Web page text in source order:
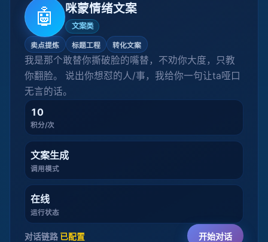
🤖 咪蒙情绪文案
文案类
卖点提炼 标题工程 转化文案
我是那个敢替你撕破脸的嘴替，不劝你大度，只教
你翻脸。 说出你想怼的人/事，我给你一句让ta哑口
无言的话。
10
积分/次
文案生成
调用模式
在线
运行状态
对话链路 已配置 开始对话